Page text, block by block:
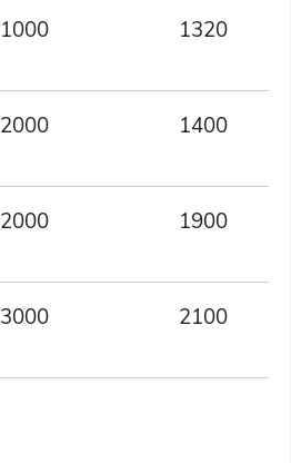
1000 1320
2000 1400
2000 1900
3000 2100